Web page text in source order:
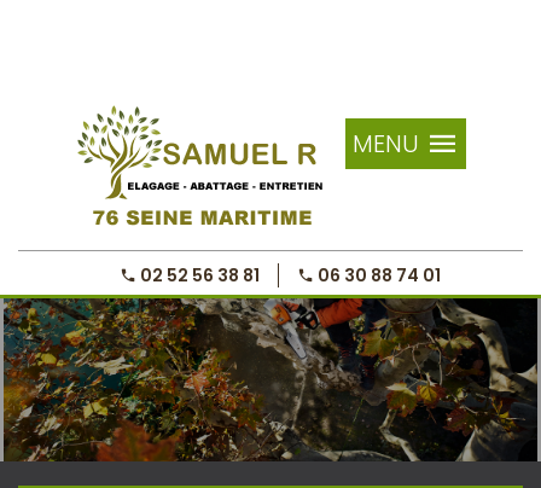
MENU
02 52 56 38 81 06 30 88 74 01